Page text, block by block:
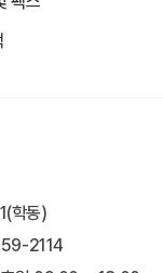
학동)
2114